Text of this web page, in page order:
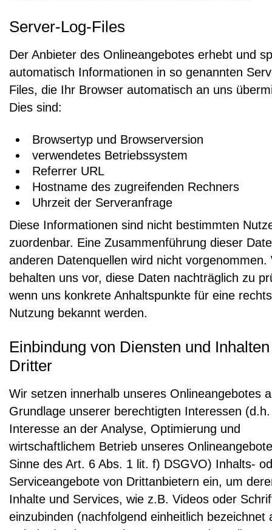
Server-Log-Files
Der Anbieter des Onlineangebotes erhebt und
automatisch Informationen in so genannten
Files, die Ihr Browser automatisch an uns
Dies sind:
Browsertyp und Browserversion
verwendetes Betriebssystem
Referrer URL
Hostname des zugreifenden Rechners
Uhrzeit der Serveranfrage
Diese Informationen sind nicht bestimmten
zuordenbar. Eine Zusammenführung dieser
anderen Datenquellen wird nicht vorgenommen.
behalten uns vor, diese Daten nachträglich zu
wenn uns konkrete Anhaltspunkte für eine
Nutzung bekannt werden.
Einbindung von Diensten und Inhalten
Dritter
Wir setzen innerhalb unseres Onlineangebotes
Grundlage unserer berechtigten Interessen (d.h.
Interesse an der Analyse, Optimierung und
wirtschaftlichem Betrieb unseres
Sinne des Art. 6 Abs. 1 lit. f) DSGVO) Inhalts-
Serviceangebote von Drittanbietern ein, um
Inhalte und Services, wie z.B. Videos oder
einzubinden (nachfolgend einheitlich bezeichnet